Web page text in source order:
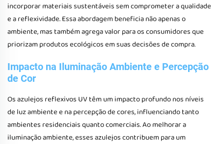
incorporar materiais sustentáveis sem comprometer a qualidade
e a reflexividade. Essa abordagem beneficia não apenas o
ambiente, mas também agrega valor para os consumidores que
priorizam produtos ecológicos em suas decisões de compra.
Impacto na Iluminação Ambiente e Percepção
de Cor
Os azulejos reflexivos UV têm um impacto profundo nos níveis
de luz ambiente e na percepção de cores, influenciando tanto
ambientes residenciais quanto comerciais. Ao melhorar a
iluminação ambiente, esses azulejos contribuem para um